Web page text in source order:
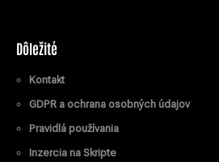
Dôležité
Kontakt
GDPR a ochrana osobných údajov
Pravidlá používania
Inzercia na Skripte